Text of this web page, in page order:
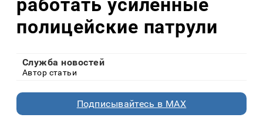
полицейские патрули
Служба новостей
Автор статьи
Подписывайтесь в MAX